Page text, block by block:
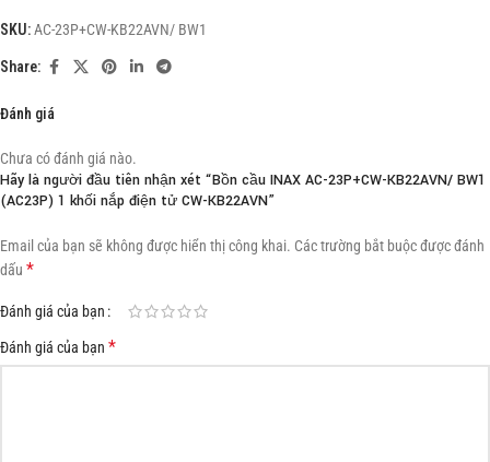
SKU:AC-23P+CW-KB22AVN/ BW1
Share:
Đánh giá
Chưa có đánh giá nào.
Hãy là người đầu tiên nhận xét “Bồn cầu INAX AC-23P+CW-KB22AVN/ BW1
(AC23P) 1 khối nắp điện tử CW-KB22AVN”
Email của bạn sẽ không được hiển thị công khai. Các trường bắt buộc được đánh
dấu *
Đánh giá của bạn
Đánh giá của bạn *